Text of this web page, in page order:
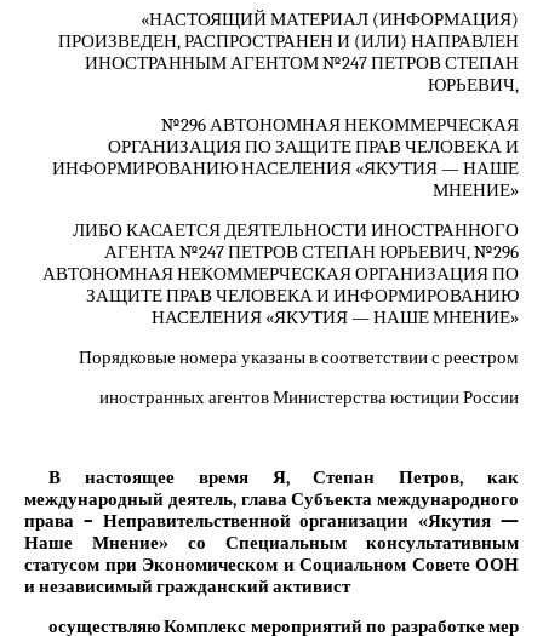
«НАСТОЯЩИЙ МАТЕРИАЛ (ИНФОРМАЦИЯ)
ПРОИЗВЕДЕН, РАСПРОСТРАНЕН И (ИЛИ) НАПРАВЛЕН
ИНОСТРАННЫМ АГЕНТОМ №247 ПЕТРОВ СТЕПАН
ЮРЬЕВИЧ,
№296 АВТОНОМНАЯ НЕКОММЕРЧЕСКАЯ
ОРГАНИЗАЦИЯ ПО ЗАЩИТЕ ПРАВ ЧЕЛОВЕКА И
ИНФОРМИРОВАНИЮ НАСЕЛЕНИЯ «ЯКУТИЯ — НАШЕ
МНЕНИЕ»
ЛИБО КАСАЕТСЯ ДЕЯТЕЛЬНОСТИ ИНОСТРАННОГО
АГЕНТА №247 ПЕТРОВ СТЕПАН ЮРЬЕВИЧ, №296
АВТОНОМНАЯ НЕКОММЕРЧЕСКАЯ ОРГАНИЗАЦИЯ ПО
ЗАЩИТЕ ПРАВ ЧЕЛОВЕКА И ИНФОРМИРОВАНИЮ
НАСЕЛЕНИЯ «ЯКУТИЯ — НАШЕ МНЕНИЕ»
Порядковые номера указаны в соответствии с реестром
иностранных агентов Министерства юстиции России
В настоящее время Я, Степан Петров, как
международный деятель, глава Субъекта международного
права – Неправительственной организации «Якутия —
Наше Мнение» со Специальным консультативным
статусом при Экономическом и Социальном Совете ООН
и независимый гражданский активист
осуществляю Комплекс мероприятий по разработке мер